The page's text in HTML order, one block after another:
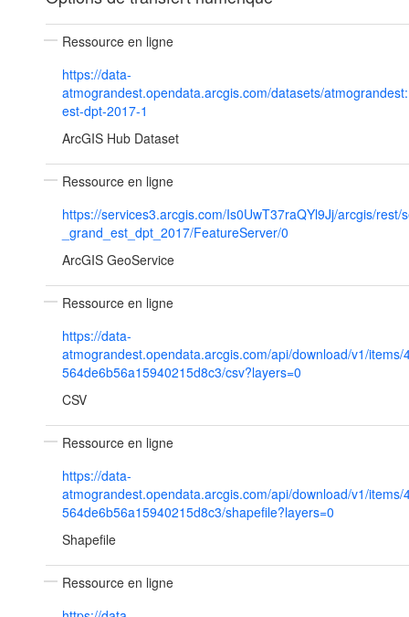
Ressource en ligne
https://data-
atmograndest.opendata.arcgis.com/datasets/
est-dpt-2017-1
ArcGIS Hub Dataset
Ressource en ligne
https://services3.arcgis.com/Is0UwT37raQYl9Jj/arcgis/rest/
_grand_est_dpt_2017/FeatureServer/0
ArcGIS GeoService
Ressource en ligne
https://data-
atmograndest.opendata.arcgis.com/api/download/v1/items/
564de6b56a15940215d8c3/csv?layers=0
CSV
Ressource en ligne
https://data-
atmograndest.opendata.arcgis.com/api/download/v1/items/
564de6b56a15940215d8c3/shapefile?layers=0
Shapefile
Ressource en ligne